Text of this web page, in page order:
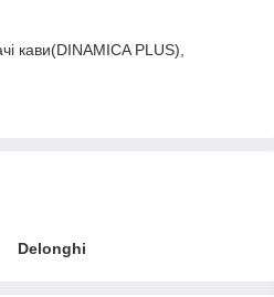
кави(DINAMICA PLUS),
Delonghi